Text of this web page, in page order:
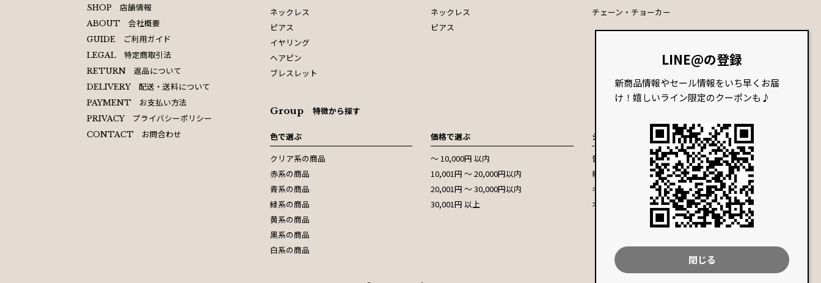
LINE@の登録
新商品情報やセール情報をいち早くお届
け！嬉しいライン限定のクーポンも♪
閉じる
SHOP 店舗情報
ABOUT 会社概要
GUIDE ご利用ガイド
LEGAL 特定商取引法
RETURN 返品について
DELIVERY 配送・送料について
PAYMENT お支払い方法
PRIVACY プライバシーポリシー
CONTACT お問合わせ
ネックレス
ピアス
イヤリング
ヘアピン
ブレスレット
ネックレス
ピアス
チェーン・チョーカー
Group 特徴から探す
色で選ぶ
クリア系の商品
赤系の商品
青系の商品
緑系の商品
黄系の商品
黒系の商品
白系の商品
価格で選ぶ
〜 10,000円 以内
10,001円 〜 20,000円以内
20,001円 〜 30,000円以内
30,001円 以上
シーンで選ぶ
普段使いにオススメ
結婚式・パーティーにオススメ
ギフトにオススメ
オンライン会議におすすめ